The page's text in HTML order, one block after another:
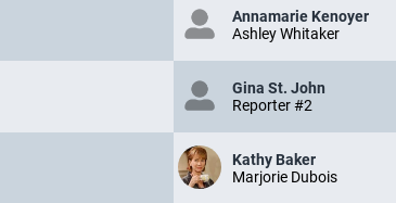
Annamarie Kenoyer
Ashley Whitaker
Gina St. John
Reporter #2
Kathy Baker
Marjorie Dubois